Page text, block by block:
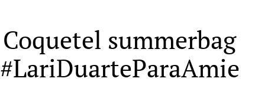
Coquetel summerbag
#LariDuarteParaAmie